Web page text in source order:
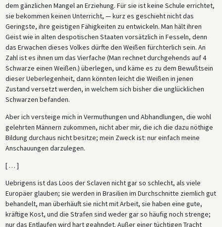
dem gänzlichen Mangel an Erziehung. Für sie ist keine Schule errichtet,
sie bekommen keinen Unterricht, — kurz es geschieht nicht das
Geringste, ihre geistigen Fähigkeiten zu entwickeln. Man hält ihren
Geist wie in alten despotischen Staaten vorsätzlich in Fesseln, denn
das Erwachen dieses Volkes dürfte den Weißen fürchterlich sein. An
Zahl ist es ihnen um das Vierfache (Man rechnet durchgehends auf 4
Schwarze einen Weißen.) überlegen, und käme es zu dem Bewußtsein
dieser Ueberlegenheit, dann könnten leicht die Weißen in jenen
Zustand versetzt werden, in welchem sich bisher die unglücklichen
Schwarzen befanden.
Aber ich versteige mich in Vermuthungen und Abhandlungen, die wohl
gelehrten Männern zukommen, nicht aber mir, die ich die dazu nöthige
Bildung durchaus nicht besitze; mein Zweck ist: nur einfach meine
Anschauungen darzulegen.
[ … ]
Uebrigens ist das Loos der Sclaven nicht gar so schlecht, als viele
Europäer glauben; sie werden in Brasilien im Durchschnitte ziemlich gut
behandelt, man überhäuft sie nicht mit Arbeit, sie haben eine gute,
kräftige Kost, und die Strafen sind weder gar so häufig noch strenge;
nur das Entlaufen wird hart geahndet. Außer einer tüchtigen Tracht